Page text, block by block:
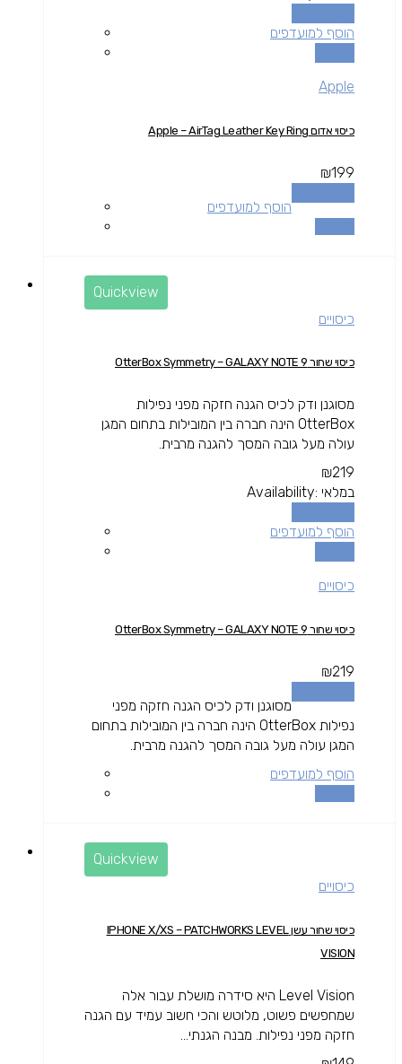
הוסף למועדפים
Apple
כיסוי אדום Apple – AirTag Leather Key Ring
₪199
הוסף למועדפים
Quickview
כיסויים
כיסוי שחור OtterBox Symmetry – GALAXY NOTE 9
מסוגנן ודק לכיס הגנה חזקה מפני נפילות
OtterBox הינה חברה בין המובילות בתחום המגן
עולה מעל גובה המסך להגנה מרבית.
₪219
Availability: במלאי
הוסף למועדפים
כיסויים
כיסוי שחור OtterBox Symmetry – GALAXY NOTE 9
₪219
מסוגנן ודק לכיס הגנה חזקה מפני
נפילות OtterBox הינה חברה בין המובילות בתחום
המגן עולה מעל גובה המסך להגנה מרבית.
הוסף למועדפים
Quickview
כיסויים
כיסוי שחור עשן IPHONE X/XS – PATCHWORKS LEVEL
VISION
Level Vision היא סידרה מושלת עבור אלה
שמחפשים פשוט, מלוטש והכי חשוב עמיד עם הגנה
חזקה מפני נפילות. מבנה הגנתי...